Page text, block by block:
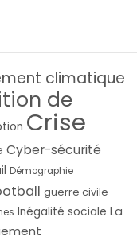
climatique
de
Crise
Cyber-sécurité
Démographie
guerre civile
Inégalité sociale La